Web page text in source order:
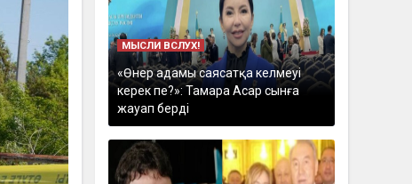
МЫСЛИ ВСЛУХ!
«Өнер адамы саясатқа келмеуі
керек пе?»: Тамара Асар сынға
жауап берді